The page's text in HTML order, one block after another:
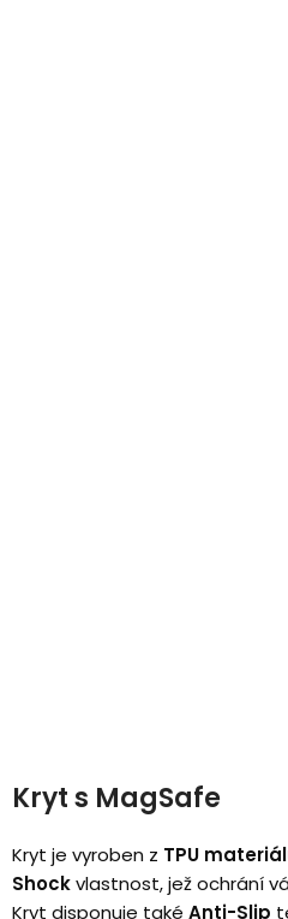
Kryt s MagSafe
Kryt je vyroben z TPU
Shockvlastnost, jež ochrání
Kryt disponuje také Anti-Slip